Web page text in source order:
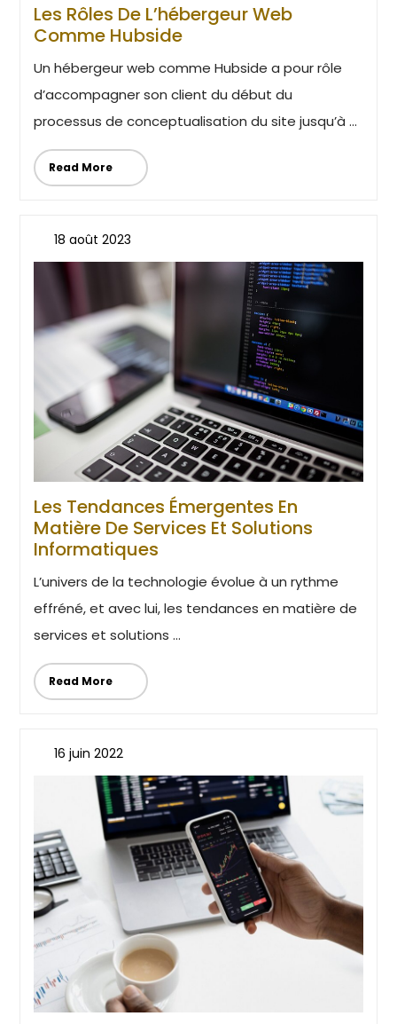
Les Rôles De L’hébergeur Web
Comme Hubside
Un hébergeur web comme Hubside a pour rôle
d’accompagner son client du début du
processus de conceptualisation du site jusqu’à ...
Read More
18 août 2023
Les Tendances Émergentes En
Matière De Services Et Solutions
Informatiques
L’univers de la technologie évolue à un rythme
effréné, et avec lui, les tendances en matière de
services et solutions ...
Read More
16 juin 2022